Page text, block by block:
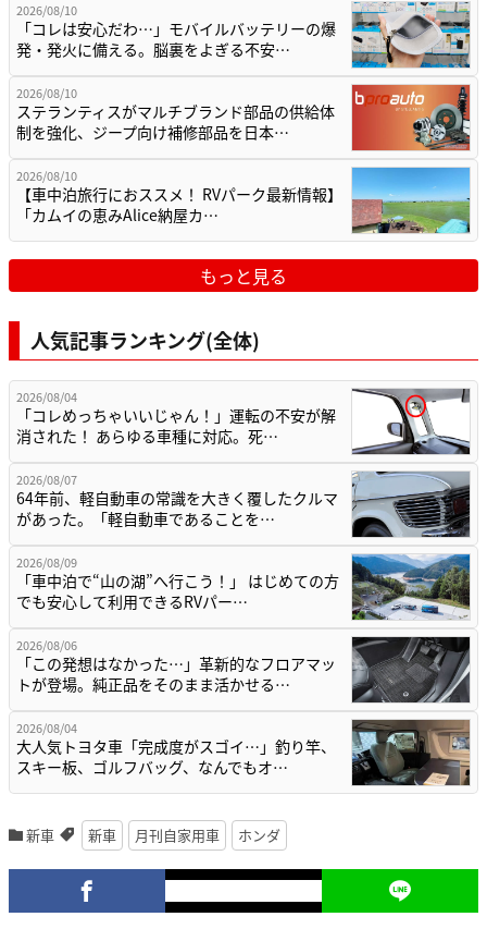
2026/08/10
「コレは安心だわ…」モバイルバッテリーの爆
発・発火に備える。脳裏をよぎる不安…
2026/08/10
ステランティスがマルチブランド部品の供給体
制を強化、ジープ向け補修部品を日本…
2026/08/10
【車中泊旅行におススメ！ RVパーク最新情報】
「カムイの恵みAlice納屋カ…
もっと見る
人気記事ランキング(全体)
2026/08/04
「コレめっちゃいいじゃん！」運転の不安が解
消された！ あらゆる車種に対応。死…
2026/08/07
64年前、軽自動車の常識を大きく覆したクルマ
があった。「軽自動車であることを…
2026/08/09
「車中泊で“山の湖”へ行こう！」 はじめての方
でも安心して利用できるRVパー…
2026/08/06
「この発想はなかった…」革新的なフロアマッ
トが登場。純正品をそのまま活かせる…
2026/08/04
大人気トヨタ車「完成度がスゴイ…」釣り竿、
スキー板、ゴルフバッグ、なんでもオ…
新車 新車 月刊自家用車 ホンダ